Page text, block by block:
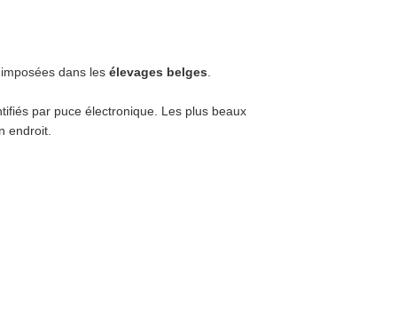
dans les élevages belges.
par puce électronique. Les plus beaux
endroit.